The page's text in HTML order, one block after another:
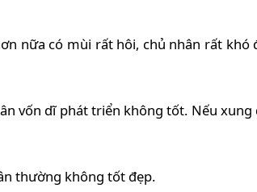
nữa có mùi rất hôi, chủ nhân rất
vốn dĩ phát triển không tốt. Nếu
thường không tốt đẹp.